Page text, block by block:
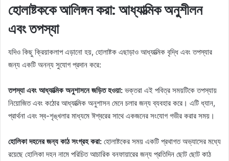
হোলাষ্টককে আলিঙ্গন করা: আধ্যাত্মিক অনুশীলন
এবং তপস্যা
যদিও কিছু ক্রিয়াকলাপ এড়ানো হয়, হোলাষ্টক এছাড়াও আধ্যাত্মিক বৃদ্ধি এবং তপস্যার
জন্য একটি অনন্য সুযোগ প্রদান করে:
তপস্যা এবং আধ্যাত্মিক অনুশাসনে জড়িত হওয়া: ভক্তরা এই পবিত্র সময়টিকে তপস্যায়
নিয়োজিত এবং কঠোর আধ্যাত্মিক অনুশাসন মেনে চলার জন্য ব্যবহার করে। এটি ধ্যান,
প্রার্থনা এবং স্ব-শৃঙ্খলার মাধ্যমে ঈশ্বরের সাথে একজনের সংযোগ গভীর করার সময়।
হোলিকা দহনের জন্য কাঠ সংগ্রহ করা: হোলাষ্টকের সময় একটি প্রথাগত অভ্যাসের মধ্যে
রয়েছে হোলিকা দহন নামে পরিচিত আচারিক বনফায়ারের জন্য প্রতিদিন ছোট ছোট কাঠ